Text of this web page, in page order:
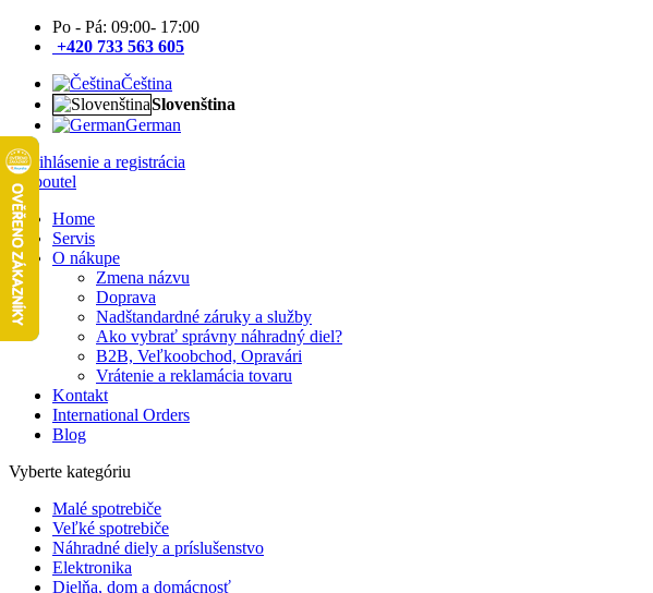
Po - Pá: 09:00- 17:00
+420 733 563 605
Čeština
Slovenština
German
Prihlásenie a registrácia
Home
Servis
O nákupe
Zmena názvu
Doprava
Nadštandardné záruky a služby
Ako vybrať správny náhradný diel?
B2B, Veľkoobchod, Opravári
Vrátenie a reklamácia tovaru
Kontakt
International Orders
Blog
Vyberte kategóriu
Malé spotrebiče
Veľké spotrebiče
Náhradné diely a príslušenstvo
Elektronika
Dielňa, dom a domácnosť